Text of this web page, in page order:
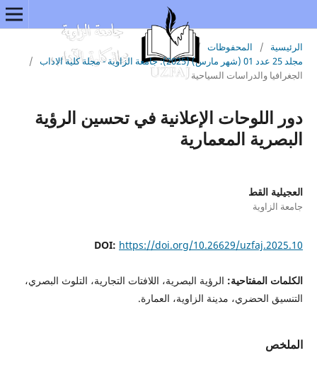
الرئيسية / المحفوظات /
مجلد 25 عدد 01 (شهر مارس) (2025): جامعة الزاوية - مجلة كلية الاداب
/
الجغرافيا والدراسات السياحية
دور اللوحات الإعلانية في تحسين الرؤية
البصرية المعمارية
العجيلية القط
جامعة الزاوية
DOI: https://doi.org/10.26629/uzfaj.2025.10
الكلمات المفتاحية: الرؤية البصرية، اللافتات التجارية، التلوث البصري،
التنسيق الحضري، مدينة الزاوية، العمارة.
الملخص